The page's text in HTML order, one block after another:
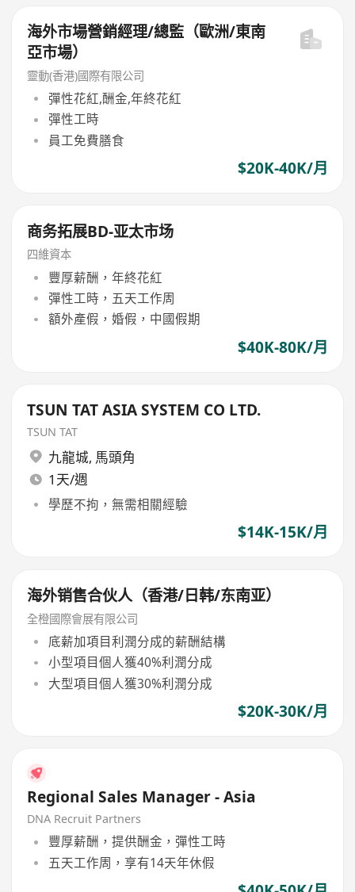
海外市場營銷經理/總監（歐洲/東南
亞市場）
靈動(香港)國際有限公司
彈性花紅,酬金,年終花紅
彈性工時
員工免費膳食
$20K-40K/月
商务拓展BD-亚太市场
四維資本
豐厚薪酬，年終花紅
彈性工時，五天工作周
額外產假，婚假，中國假期
$40K-80K/月
TSUN TAT ASIA SYSTEM CO LTD.
TSUN TAT
九龍城, 馬頭角
1天/週
學歷不拘，無需相關經驗
$14K-15K/月
海外销售合伙人（香港/日韩/东南亚）
全橙國際會展有限公司
底薪加項目利潤分成的薪酬結構
小型項目個人獲40%利潤分成
大型項目個人獲30%利潤分成
$20K-30K/月
Regional Sales Manager - Asia
DNA Recruit Partners
豐厚薪酬，提供酬金，彈性工時
五天工作周，享有14天年休假